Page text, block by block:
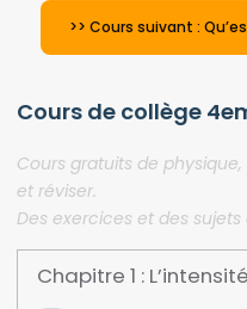
>> Cours suivant :
Cours de collège
Cours gratuits de
et réviser.
Des exercices et des
Chapitre 1 :